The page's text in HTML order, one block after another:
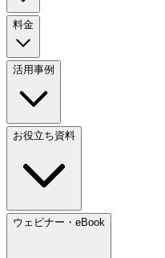
料金
活用事例
お役立ち資料
ウェビナー・eBook